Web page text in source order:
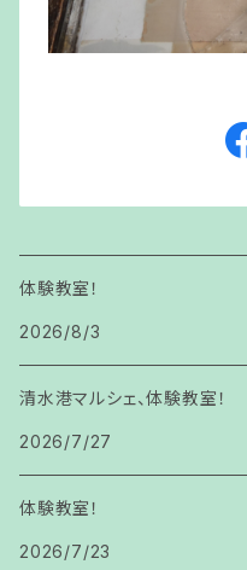
体験教室！
2026/8/3
清水港マルシェ、体験教室！
2026/7/27
体験教室！
2026/7/23